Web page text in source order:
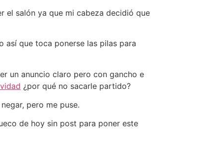
el salón ya que mi cabeza decidió que
así que toca ponerse las pilas para
un anuncio claro pero con gancho e
¿por qué no sacarle partido?
pero me puse.
de hoy sin post para poner este